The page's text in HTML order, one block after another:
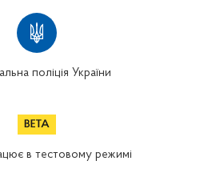
поліція України
в тестовому режимі